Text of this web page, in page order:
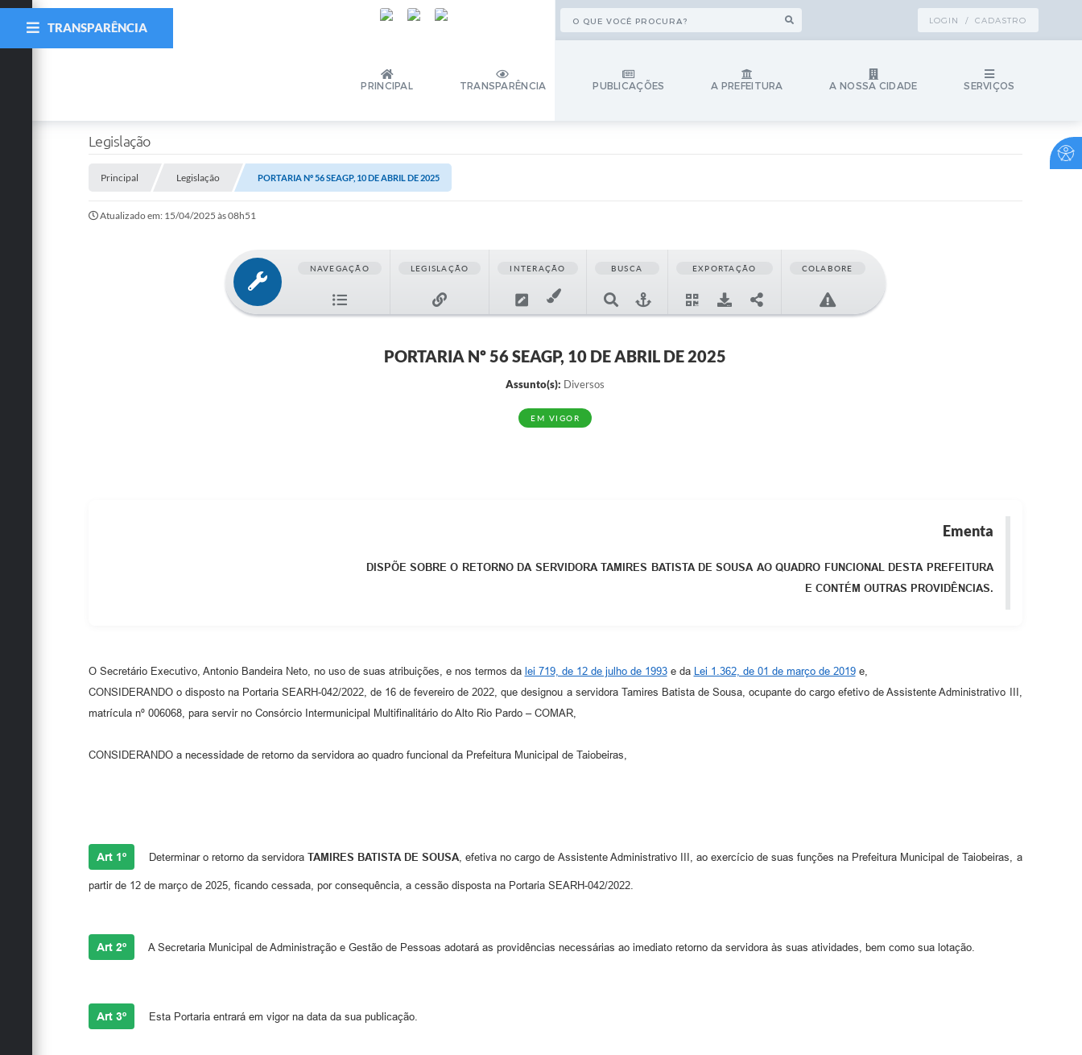
LOGIN / CADASTRO
PRINCIPAL TRANSPARÊNCIA PUBLICAÇÕES A PREFEITURA A NOSSA CIDADE SERVIÇOS
TRANSPARÊNCIA
Legislação
Principal Legislação PORTARIA Nº 56 SEAGP, 10 DE ABRIL DE 2025
Atualizado em: 15/04/2025 às 08h51
NAVEGAÇÃO LEGISLAÇÃO INTERAÇÃO BUSCA EXPORTAÇÃO COLABORE
PORTARIA Nº 56 SEAGP, 10 DE ABRIL DE 2025
Assunto(s): Diversos
EM VIGOR
Ementa
DISPÕE SOBRE O RETORNO DA SERVIDORA TAMIRES BATISTA DE SOUSA AO QUADRO FUNCIONAL DESTA PREFEITURA
E CONTÉM OUTRAS PROVIDÊNCIAS.
O Secretário Executivo, Antonio Bandeira Neto, no uso de suas atribuições, e nos termos da lei 719, de 12 de julho de 1993e da Lei 1.362, de 01 de março de 2019e,
CONSIDERANDO o disposto na Portaria SEARH-042/2022, de 16 de fevereiro de 2022, que designou a servidora Tamires Batista de Sousa, ocupante do cargo efetivo de Assistente Administrativo III,
matrícula nº 006068, para servir no Consórcio Intermunicipal Multifinalitário do Alto Rio Pardo – COMAR,
CONSIDERANDO a necessidade de retorno da servidora ao quadro funcional da Prefeitura Municipal de Taiobeiras,
Art 1º Determinar o retorno da servidora TAMIRES BATISTA DE SOUSA , efetiva no cargo de Assistente Administrativo III, ao exercício de suas funções na Prefeitura Municipal de Taiobeiras, a
partir de 12 de março de 2025, ficando cessada, por consequência, a cessão disposta na Portaria SEARH-042/2022.
Art 2º A Secretaria Municipal de Administração e Gestão de Pessoas adotará as providências necessárias ao imediato retorno da servidora às suas atividades, bem como sua lotação.
Art 3º Esta Portaria entrará em vigor na data da sua publicação.